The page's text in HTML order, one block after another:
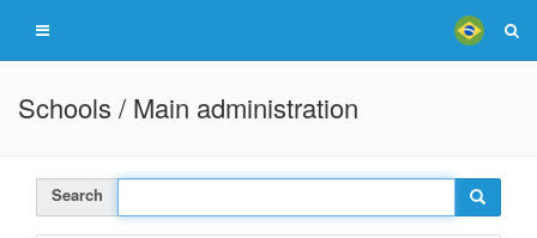
Schools / Main administration
Search